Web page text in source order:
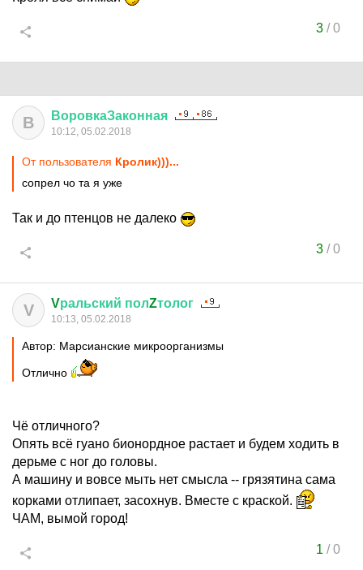
3/0
В ВоровкаЗаконная
10:12, 05.02.2018
От пользователя Кролик)))...
сопрел чо та я уже
Так и до птенцов не далеко
3/0
V Vральский полZтолог
10:13, 05.02.2018
Автор: Марсианские микроорганизмы
Отлично
Чё отличного?
Опять всё гуано бионордное растает и будем ходить в
дерьме с ног до головы.
А машину и вовсе мыть нет смысла -- грязятина сама
корками отлипает, засохнув. Вместе с краской.
ЧАМ, вымой город!
1 /0